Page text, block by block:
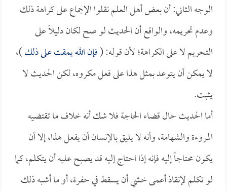
الوجه الثاني: أن بعض أهل العلم نقلوا الإجماع على كراهة ذلك
وعدم تحريمه، والواقع أن الحديث لو صح لكان دليلاً على
التحريم لا على الكراهة؛ لأن قوله: (فإن الله يمقت على ذلك)،
لا يمكن أن يتوعد بمثل هذا على فعل مكروه، لكن الحديث لا
يثبت.
أما الحديث حال قضاء الحاجة فلا شك أنه خلاف ما تقتضيه
المروءة والشهامة، وأنه لا يليق بالإنسان أن يفعل هذا، إلا أن
يكون محتاجاً إليه فإنه إذا احتاج إليه قد يصبح عليه أن يتكلم، كما
لو تكلم لإنقاذ أعمى خشي أن يسقط في حفرة، أو ما أشبه ذلك